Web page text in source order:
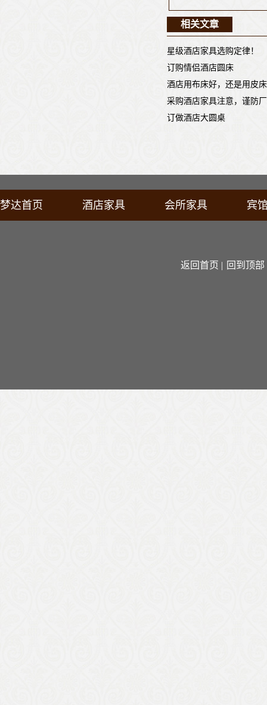
相关文章
星级酒店家具选购定律！
订购情侣酒店圆床
酒店用布床好，还是用皮
采购酒店家具注意，谨防
订做酒店大圆桌
梦达首页 酒店家具 会所家具 宾
返回首页 | 回到顶部